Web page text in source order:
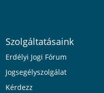
Szolgáltatásaink
Erdélyi Jogi Fórum
Jogsegélyszolgálat
Kérdezz